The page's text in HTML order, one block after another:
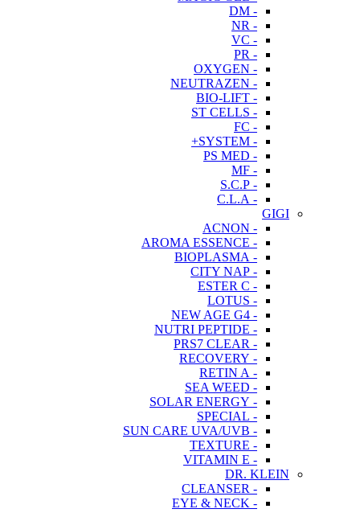
- DM
- NR
- VC
- PR
- OXYGEN
- NEUTRAZEN
- BIO-LIFT
- ST CELLS
- FC
- SYSTEM+
- PS MED
- MF
- S.C.P
- C.L.A
GIGI
- ACNON
- AROMA ESSENCE
- BIOPLASMA
- CITY NAP
- ESTER C
- LOTUS
- NEW AGE G4
- NUTRI PEPTIDE
- PRS7 CLEAR
- RECOVERY
- RETIN A
- SEA WEED
- SOLAR ENERGY
- SPECIAL
- SUN CARE UVA/UVB
- TEXTURE
- VITAMIN E
DR. KLEIN
- CLEANSER
- EYE & NECK